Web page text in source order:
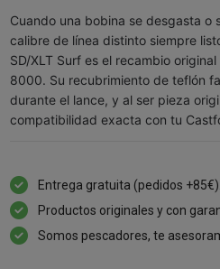
Cuando una bobina se desgasta o
calibre de línea distinto siempre
SD/XLT Surf es el recambio
8000. Su recubrimiento de teflón
durante el lance, y al ser pieza
compatibilidad exacta con tu
Entrega gratuita (pedidos +85€).
Productos originales y con
Somos pescadores, te